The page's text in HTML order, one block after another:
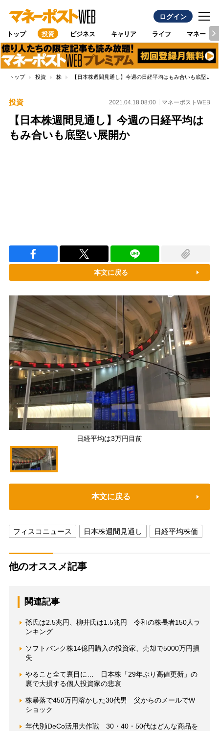
ログイン
トップ 投資 ビジネス キャリア ライフ マネー
トップ 投資 株 【日本株週間見通し】今週の日経平均はもみ合いも底堅い展
投資 2021.04.18 08:00 マネーポストWEB
【日本株週間見通し】今週の日経平均は
もみ合いも底堅い展開か
本文に戻る
日経平均は3万円目前
本文に戻る
フィスコニュース 日本株週間見通し 日経平均株価
他のオススメ記事
関連記事
孫氏は2.5兆円、柳井氏は1.5兆円 令和の株長者150人ラ
ンキング
ソフトバンク株14億円購入の投資家、売却で5000万円損
失
やること全て裏目に… 日本株「29年ぶり高値更新」の
裏で大損する個人投資家の悲哀
株暴落で450万円溶かした30代男 父からのメールでW
ショック
年代別iDeCo活用大作戦 30・40・50代はどんな商品を